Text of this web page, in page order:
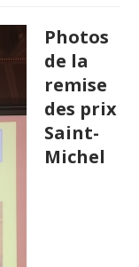
Photos
de la
remise
des prix
Saint-
Michel